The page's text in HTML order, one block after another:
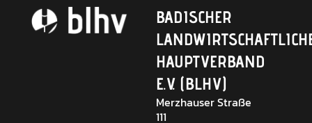
BADISCHER
HAUPTVERBAND
E.V. (BLHV)
Merzhauser Straße
111